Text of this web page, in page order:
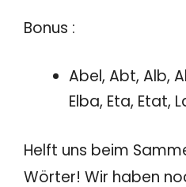
Bonus :
Abel, Abt, Alb,
Elba, Eta, Etat,
Helft uns beim
Wörter! Wir haben